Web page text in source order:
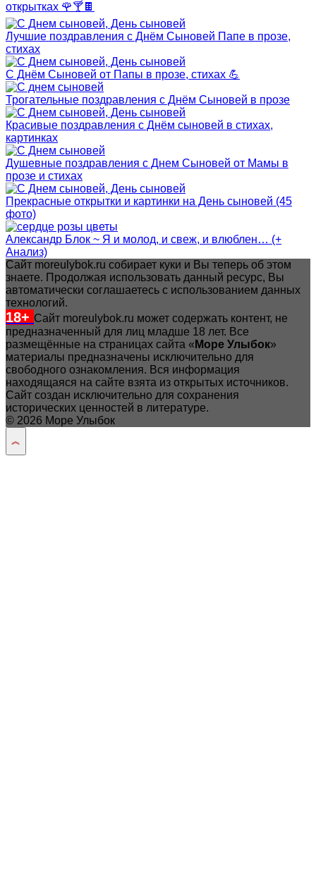
открытках 🌹🍸🍫
Лучшие поздравления с Днём Сыновей Папе в прозе,
стихах
С Днём Сыновей от Папы в прозе, стихах 💪
Трогательные поздравления с Днём Сыновей в прозе
Красивые поздравления с Днём сыновей в стихах,
картинках
Душевные поздравления с Днем Сыновей от Мамы в
прозе и стихах
Прекрасные открытки и картинки на День сыновей (45
фото)
Александр Блок ~ Я и молод, и свеж, и влюблен… (+
Анализ)
Сайт moreulybok.ru собирает куки и Вы теперь об этом
знаете. Продолжая использовать данный ресурс, Вы
автоматически соглашаетесь с использованием данных
технологий.
18+ Сайт moreulybok.ru может содержать контент, не
предназначенный для лиц младше 18 лет. Все
размещённые на страницах сайта « Море Улыбок»
материалы предназначены исключительно для
свободного ознакомления. Вся информация
находящаяся на сайте взята из открытых источников.
Сайт создан исключительно для сохранения
исторических ценностей в литературе.
© 2026 Море Улыбок